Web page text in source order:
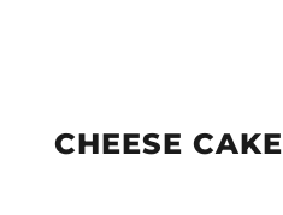
CHEESE CAKE